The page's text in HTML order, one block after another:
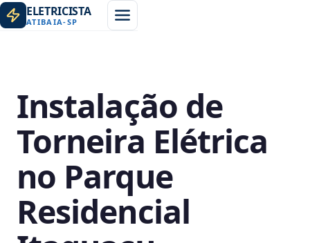
ELETRICISTA
ATIBAIA-SP
Instalação de
Torneira Elétrica
no Parque
Residencial